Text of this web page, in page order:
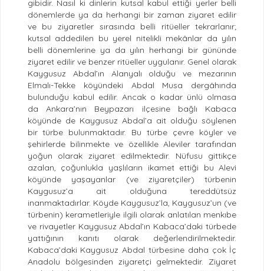
gibidir. Nasıl ki dinlerin kutsal kabul ettiği yerler belli
dönemlerde ya da herhangi bir zaman ziyaret edilir
ve bu ziyaretler sırasında belli ritüeller tekrarlanır;
kutsal addedilen bu yerel nitelikli mekânlar da yılın
belli dönemlerine ya da yılın herhangi bir gününde
ziyaret edilir ve benzer ritüeller uygulanır. Genel olarak
Kaygusuz Abdal’ın Alanyalı olduğu ve mezarının
Elmalı-Tekke köyündeki Abdal Musa dergâhında
bulunduğu kabul edilir. Ancak o kadar ünlü olmasa
da Ankara’nın Beypazarı ilçesine bağlı Kabaca
köyünde de Kaygusuz Abdal’a ait olduğu söylenen
bir türbe bulunmaktadır. Bu türbe çevre köyler ve
şehirlerde bilinmekte ve özellikle Aleviler tarafından
yoğun olarak ziyaret edilmektedir. Nüfusu gittikçe
azalan, çoğunlukla yaşlıların ikamet ettiği bu Alevi
köyünde yaşayanlar (ve ziyaretçiler) türbenin
Kaygusuz’a ait olduğuna tereddütsüz
inanmaktadırlar. Köyde Kaygusuz’la, Kaygusuz’un (ve
türbenin) kerametleriyle ilgili olarak anlatılan menkıbe
ve rivayetler Kaygusuz Abdal’ın Kabaca’daki türbede
yattığının kanıtı olarak değerlendirilmektedir.
Kabaca’daki Kaygusuz Abdal türbesine daha çok İç
Anadolu bölgesinden ziyaretçi gelmektedir. Ziyaret